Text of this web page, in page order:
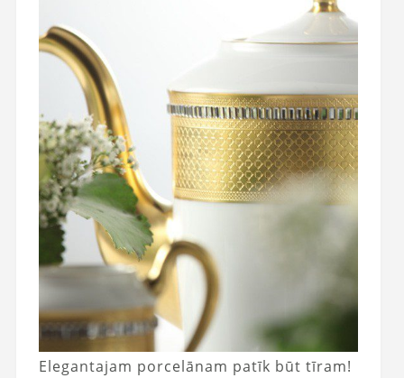
Elegantajam porcelānam patīk būt tīram!